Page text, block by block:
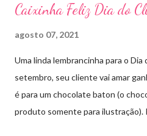
Caixinha Feliz Dia do
agosto 07, 2021
Uma linda lembrancinha para o
setembro, seu cliente vai amar
é para um chocolate baton (o
produto somente para ilustração).